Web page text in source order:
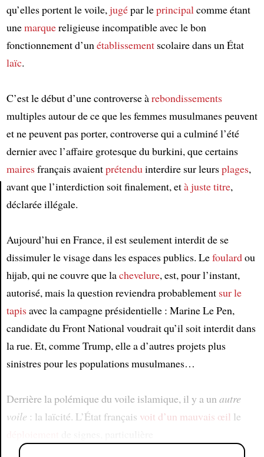
qu’elles portent le voile,jugépar leprincipalcomme étant
unemarquereligieuse incompatible avec le bon
fonctionnement d’unétablissementscolaire dans un État
laïc.
C’est le début d’une controverse àrebondissements
multiples autour de ce que les femmes musulmanes peuvent
et ne peuvent pas porter, controverse qui a culminé l’été
dernier avec l’affaire grotesque du burkini, que certains
mairesfrançais avaientprétenduinterdire sur leursplages,
avant que l’interdiction soit finalement, età juste titre,
déclarée illégale.
Aujourd’hui en France, il est seulement interdit de se
dissimuler le visage dans les espaces publics. Lefoulardou
hijab, qui ne couvre que lachevelure, est, pour l’instant,
autorisé, mais la question reviendra probablement sur le
tapisavec la campagne présidentielle : Marine Le Pen,
candidate du Front National voudrait qu’il soit interdit dans
la rue. Et, comme Trump, elle a d’autres projets plus
sinistres pour les populations musulmanes…
Derrière la polémique du voile islamique, il y a un autre
voile : la laïcité. L’État français voit d’un mauvais œil le